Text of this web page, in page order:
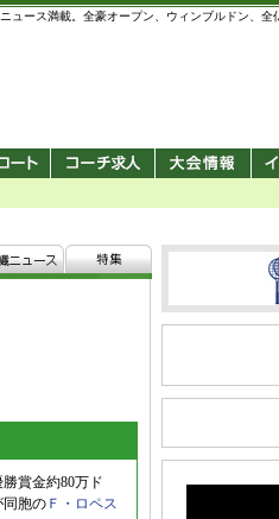
ース満載。全豪オープン、ウィンブルドン、全
賞金約80万ド
同胞の Ｆ・ロペス